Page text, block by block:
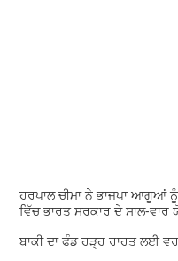
ਹਰਪਾਲ ਚੀਮਾ ਨੇ ਭਾਜਪਾ ਆਗੂਆਂ
ਵਿੱਚ ਭਾਰਤ ਸਰਕਾਰ ਦੇ ਸਾਲ-
ਬਾਕੀ ਦਾ ਫੰਡ ਹੜ੍ਹ ਰਾਹਤ ਲਈ